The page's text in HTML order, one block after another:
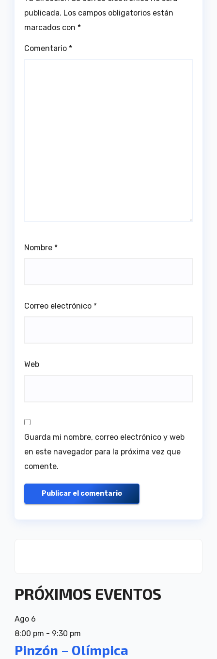
publicada. Los campos obligatorios están
marcados con *
Comentario *
Nombre *
Correo electrónico *
Web
Guarda mi nombre, correo electrónico y web
en este navegador para la próxima vez que
comente.
PRÓXIMOS EVENTOS
Ago 6
8:00 pm - 9:30 pm
Pinzón – Olímpica